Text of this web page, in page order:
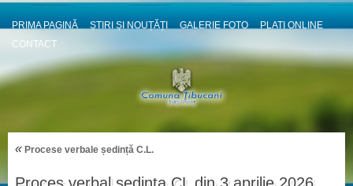
PRIMA PAGINĂ ȘTIRI ȘI NOUȚĂȚI GALERIE FOTO
PLATI ONLINE
CONTACT
«Procese verbale ședință C.L.